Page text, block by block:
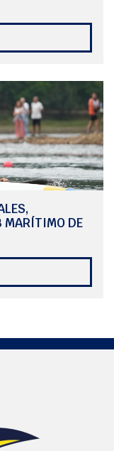
MARÍTIMO DE